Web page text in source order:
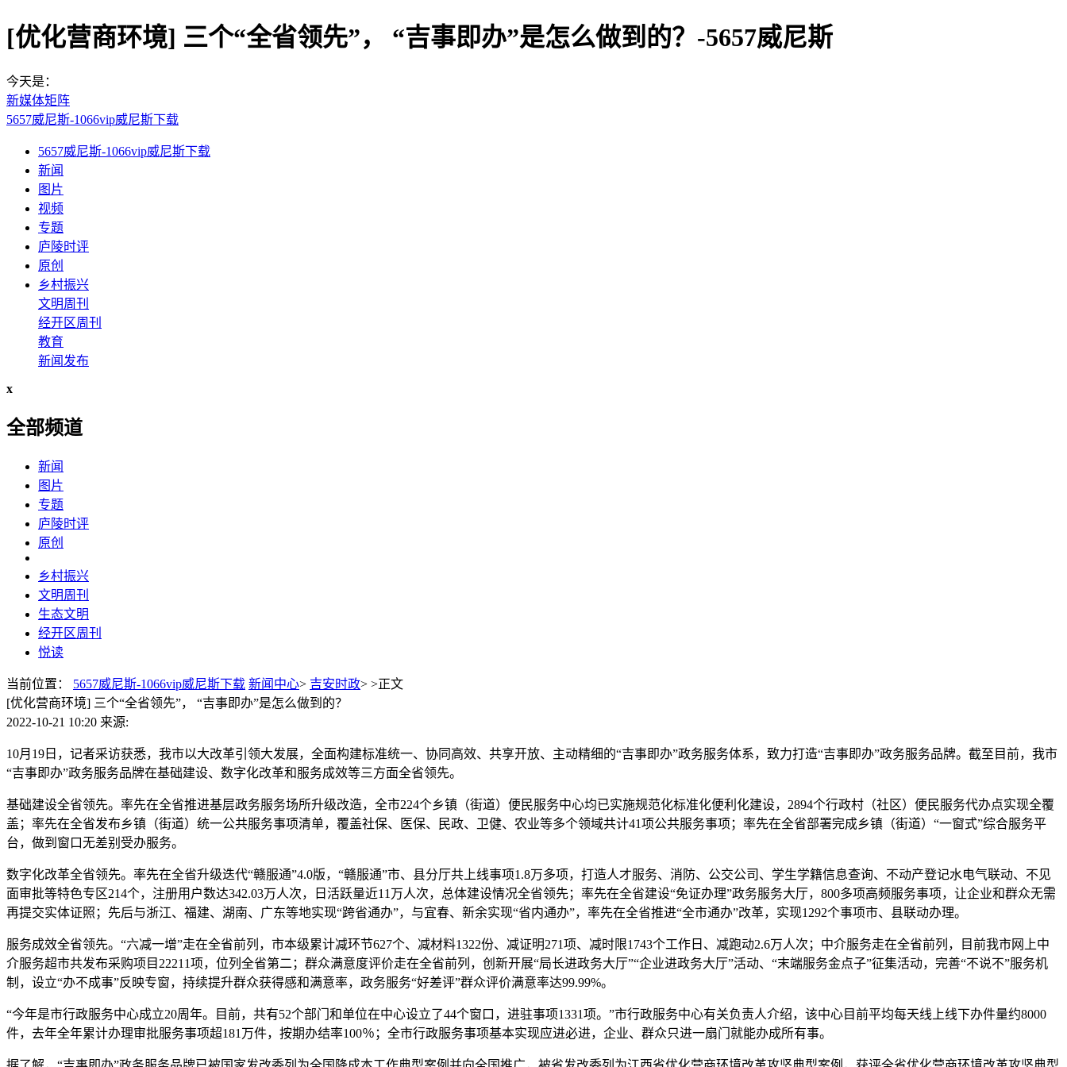
[优化营商环境] 三个“全省领先”， “吉事即办”是怎么做到的？-5657威尼斯
今天是：
新媒体矩阵
5657威尼斯-1066vip威尼斯下载
5657威尼斯-1066vip威尼斯下载
新闻
图片
视频
专题
庐陵时评
原创
乡村振兴
文明周刊
经开区周刊
教育
新闻发布
x
全部频道
新闻
图片
专题
庐陵时评
原创
乡村振兴
文明周刊
生态文明
经开区周刊
悦读
当前位置： 5657威尼斯-1066vip威尼斯下载 新闻中心> 吉安时政> >正文
[优化营商环境] 三个“全省领先”， “吉事即办”是怎么做到的？
2022-10-21 10:20 来源:
10月19日，记者采访获悉，我市以大改革引领大发展，全面构建标准统一、协同高效、共享开放、主动精细的“吉事即办”政务服务体系，致力打造“吉事即办”政务服务品牌。截至目前，我市
“吉事即办”政务服务品牌在基础建设、数字化改革和服务成效等三方面全省领先。
基础建设全省领先。率先在全省推进基层政务服务场所升级改造，全市224个乡镇（街道）便民服务中心均已实施规范化标准化便利化建设，2894个行政村（社区）便民服务代办点实现全覆
盖；率先在全省发布乡镇（街道）统一公共服务事项清单，覆盖社保、医保、民政、卫健、农业等多个领域共计41项公共服务事项；率先在全省部署完成乡镇（街道）“一窗式”综合服务平
台，做到窗口无差别受办服务。
数字化改革全省领先。率先在全省升级迭代“赣服通”4.0版，“赣服通”市、县分厅共上线事项1.8万多项，打造人才服务、消防、公交公司、学生学籍信息查询、不动产登记水电气联动、不见
面审批等特色专区214个，注册用户数达342.03万人次，日活跃量近11万人次，总体建设情况全省领先；率先在全省建设“免证办理”政务服务大厅，800多项高频服务事项，让企业和群众无需
再提交实体证照；先后与浙江、福建、湖南、广东等地实现“跨省通办”，与宜春、新余实现“省内通办”，率先在全省推进“全市通办”改革，实现1292个事项市、县联动办理。
服务成效全省领先。“六减一增”走在全省前列，市本级累计减环节627个、减材料1322份、减证明271项、减时限1743个工作日、减跑动2.6万人次；中介服务走在全省前列，目前我市网上中
介服务超市共发布采购项目22211项，位列全省第二；群众满意度评价走在全省前列，创新开展“局长进政务大厅”“企业进政务大厅”活动、“末端服务金点子”征集活动，完善“不说不”服务机
制，设立“办不成事”反映专窗，持续提升群众获得感和满意率，政务服务“好差评”群众评价满意率达99.99%。
“今年是市行政服务中心成立20周年。目前，共有52个部门和单位在中心设立了44个窗口，进驻事项1331项。”市行政服务中心有关负责人介绍，该中心目前平均每天线上线下办件量约8000
件，去年全年累计办理审批服务事项超181万件，按期办结率100％；全市行政服务事项基本实现应进必进，企业、群众只进一扇门就能办成所有事。